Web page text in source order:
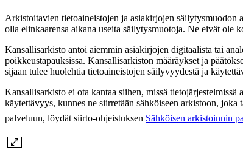
Arkistoitavien tietoaineistojen ja asiakirjojen säilytysmuodon
olla elinkaarensa aikana useita säilytysmuotoja. Ne eivät ole
Kansallisarkisto antoi aiemmin asiakirjojen digitaalista tai
poikkeustapauksissa. Kansallisarkiston määräykset ja
sijaan tulee huolehtia tietoaineistojen säilyvyydestä ja
Kansallisarkisto ei ota kantaa siihen, missä
käytettävyys, kunnes ne siirretään sähköiseen arkistoon,
palveluun, löydät siirto-ohjeistuksen Sähköisen arkistoinnin